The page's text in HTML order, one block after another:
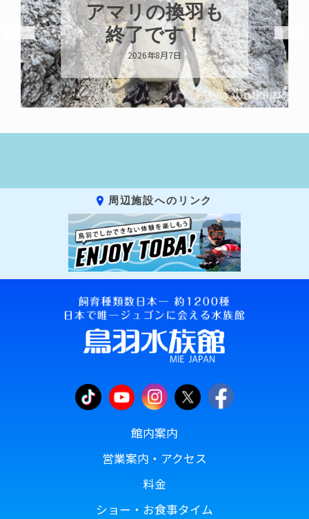
アマリの換羽も
終了です！
2026年8月7日
周辺施設へのリンク
館内案内
営業案内・アクセス
料金
ショー・お食事タイム